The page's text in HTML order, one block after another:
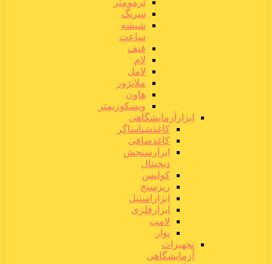
ترمومتر
سرنگ
شیشه
ساعت
قیف
لام
لامل
ملانژور
هاون
ویسکوزیمتر
ابزارآزمایشگاهی
کاغذشناساگر
کاغذصافی
ابزارسنجش
دیجیتال
کولیس
ریزسنج
ابزاراستیل
ابزارفلزی
لامپ
پوار
تجهیزات
آزمایشگاهی